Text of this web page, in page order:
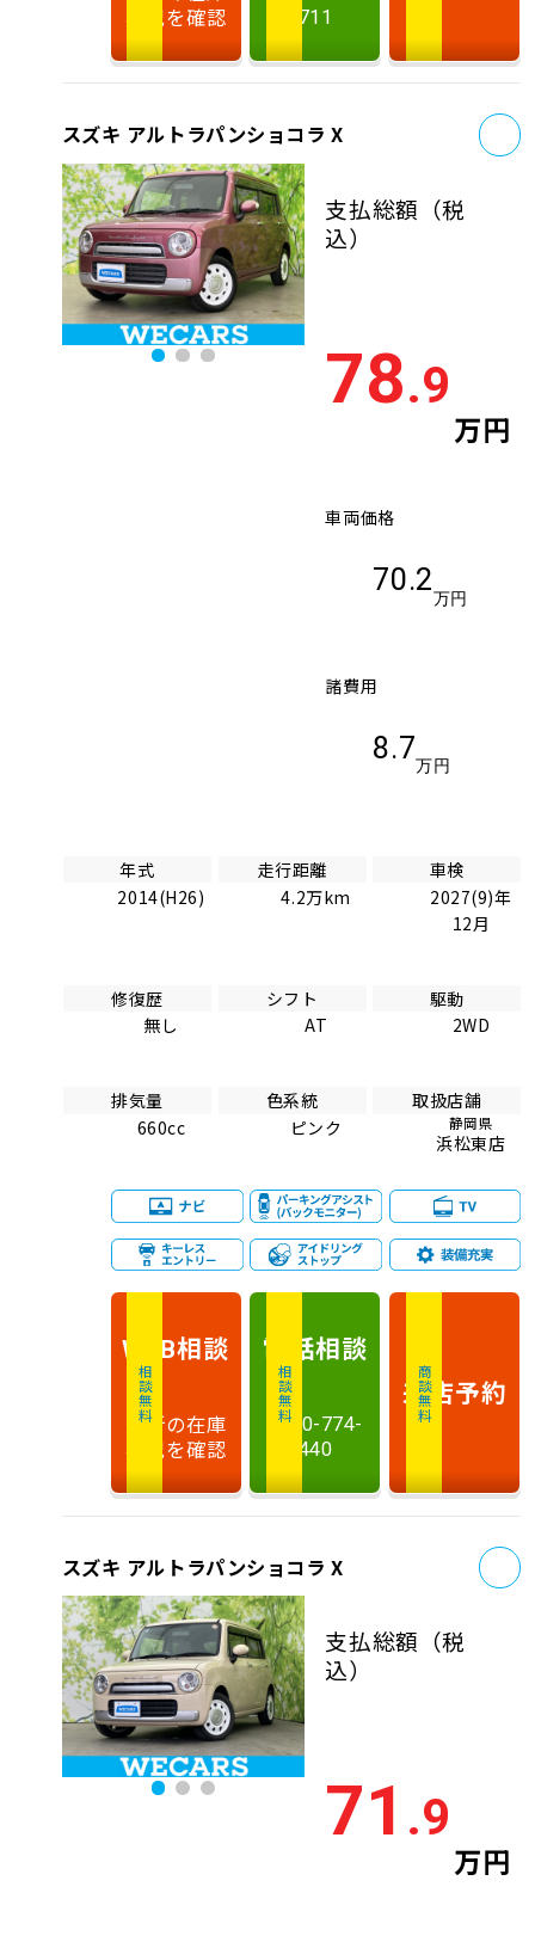
状況を確認
711
スズキ アルトラパンショコラ X
支払総額 （税
込）
78.9
万円
車両価格
70.2
万円
諸費用
8.7
万円
年式
2014(H26)
走行距離
4.2万km
車検
2027(9)年
12月
修復歴
無し
シフト
AT
駆動
2WD
排気量
660cc
色系統
ピンク
取扱店舗
静岡県
浜松東店
相談無料
WEB相談
最新の在庫
状況を確認
相談無料
電話相談
0120-774-
440
商談無料
来店予約
スズキ アルトラパンショコラ X
支払総額 （税
込）
71 .9
万円